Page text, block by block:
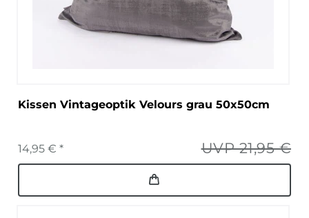
Kissen Vintageoptik Velours grau 50x50cm
UVP 21,95 €
14,95 € *